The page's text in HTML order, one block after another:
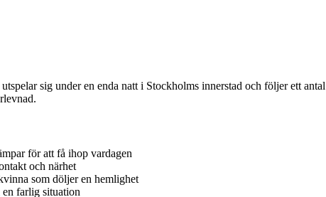
sig under en enda natt i Stockholms innerstad och följer ett
för att få ihop vardagen
och närhet
som döljer en hemlighet
farlig situation